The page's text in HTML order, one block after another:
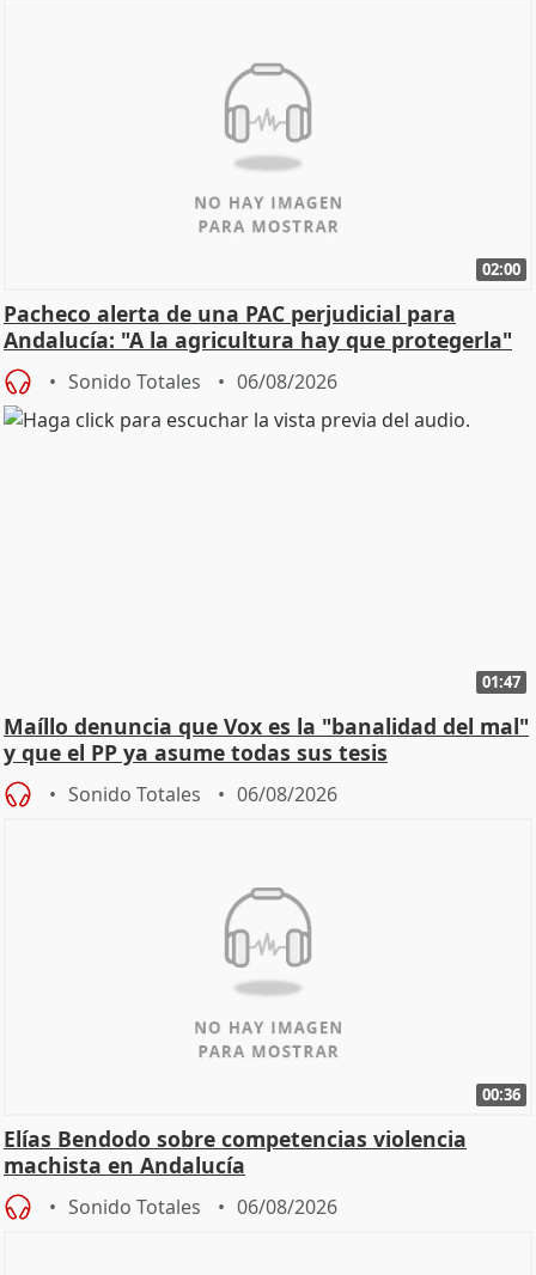
02:00
Pacheco alerta de una PAC perjudicial para
Andalucía: "A la agricultura hay que protegerla"
Sonido Totales 06/08/2026
01:47
Maíllo denuncia que Vox es la "banalidad del mal"
y que el PP ya asume todas sus tesis
Sonido Totales 06/08/2026
00:36
Elías Bendodo sobre competencias violencia
machista en Andalucía
Sonido Totales 06/08/2026